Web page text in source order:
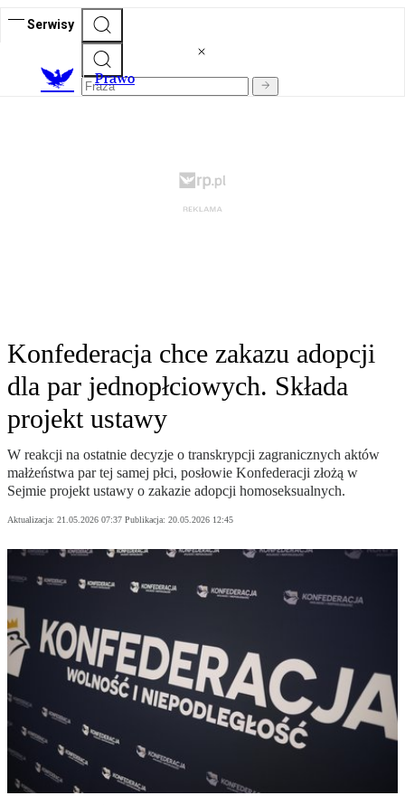
Serwisy
Prawo
Konfederacja chce zakazu adopcji
dla par jednopłciowych. Składa
projekt ustawy
W reakcji na ostatnie decyzje o transkrypcji zagranicznych aktów
małżeństwa par tej samej płci, posłowie Konfederacji złożą w
Sejmie projekt ustawy o zakazie adopcji homoseksualnych.
Aktualizacja: 21.05.2026 07:37 Publikacja: 20.05.2026 12:45